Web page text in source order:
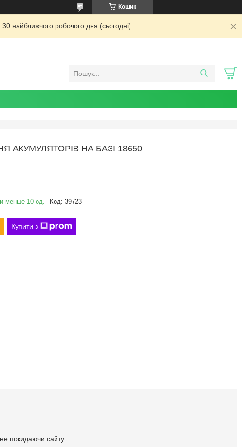
Кошик
найближчого робочого дня (сьогодні).
АКУМУЛЯТОРІВ НА БАЗІ 18650
менше 10 од. Код: 39723
Купити з
покидаючи сайту.